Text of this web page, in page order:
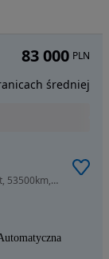
1498 cm3 • 193 KM • Honda CR-V 1,5T, 4x4, automat, 53500km, wyposażenie Executive.
83 000 PLN
średniej